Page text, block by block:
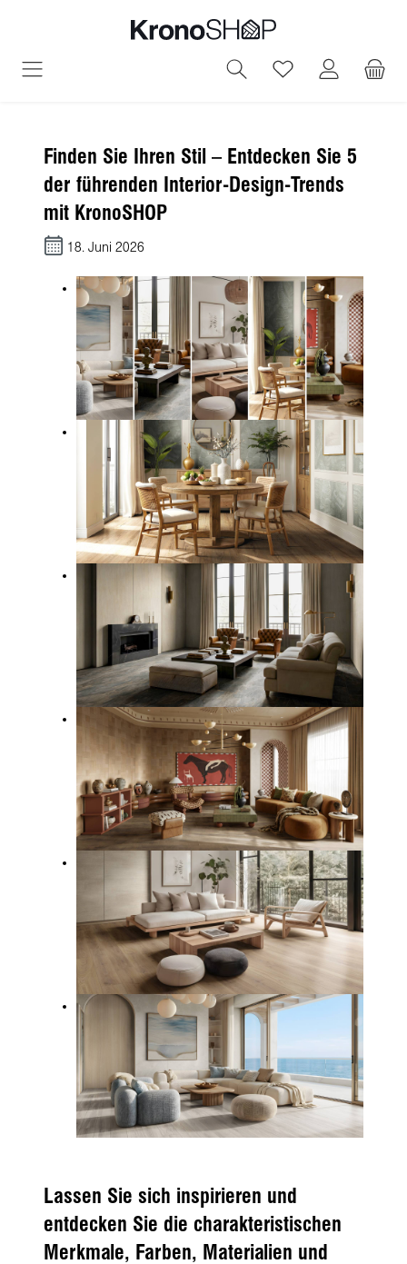
Du hast 0
Finden Sie Ihren Stil – Entdecken Sie 5
der führenden Interior-Design-Trends
mit KronoSHOP
18. Juni 2026
Lassen Sie sich inspirieren und
entdecken Sie die charakteristischen
Merkmale, Farben, Materialien und